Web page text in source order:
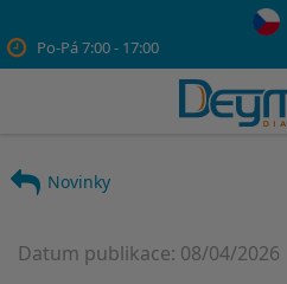
Po-Pá 7:00 - 17:00
Novinky
Datum publikace: 08/04/2026